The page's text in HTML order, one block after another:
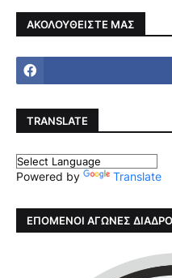
ΑΚΟΛΟΥΘΕΙΣΤΕ ΜΑΣ
TRANSLATE
Powered by Translate
ΕΠΟΜΕΝΟΙ ΑΓΩΝΕΣ